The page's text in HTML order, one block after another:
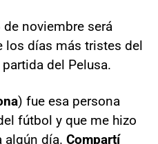
noviembre será
los días más tristes del
del Pelusa.
) fue esa persona
fútbol y que me hizo
algún día. Compartí